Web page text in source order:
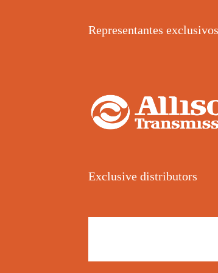
Representantes exclusivos
Exclusive distributors